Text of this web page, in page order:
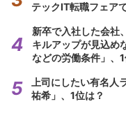
テックIT転職フェア
新卒で入社した会
キルアップが見込め
などの労働条件」、1
上司にしたい有名
祐希」、1位は？